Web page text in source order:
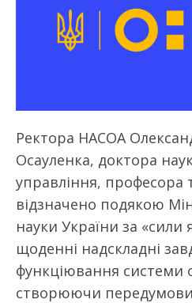
Ректора НАСОА
Осауленка, доктора
управління, професора
відзначено подякою
науки України за «сили
щоденні надскладні
функціювання системи
створюючи